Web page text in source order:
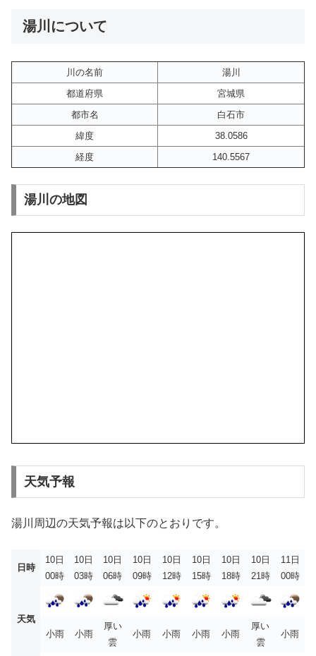
湯川について
川の名前
湯川
都道府県
宮城県
都市名
白石市
緯度
38.0586
経度
140.5567
湯川の地図
天気予報
湯川周辺の天気予報は以下のとおりです。
日時
10日
00時
10日
03時
10日
06時
10日
09時
10日
12時
10日
15時
10日
18時
10日
21時
11日
00時
天気
小雨
小雨
厚い
雲
小雨 小雨 小雨 小雨
厚い
雲
小雨